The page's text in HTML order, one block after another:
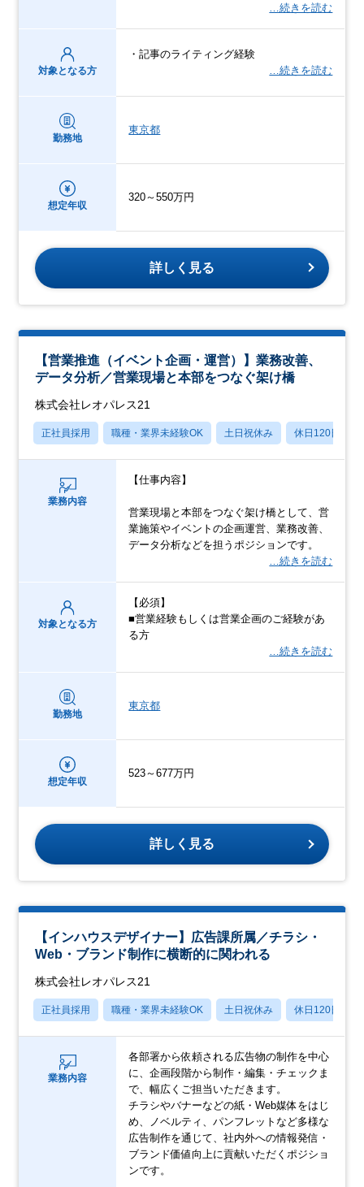
…続きを読む
対象となる方
・記事のライティング経験
…続きを読む
勤務地
東京都
想定年収
320～550万円
詳しく見る
【営業推進（イベント企画・運営）】業務改善、
データ分析／営業現場と本部をつなぐ架け橋
株式会社レオパレス21
正社員採用 職種・業界未経験OK 土日祝休み 休日120日以上
業務内容
【仕事内容】
営業現場と本部をつなぐ架け橋として、営
業施策やイベントの企画運営、業務改善、
データ分析などを担うポジションです。
…続きを読む
対象となる方
【必須】
■営業経験もしくは営業企画のご経験があ
る方
…続きを読む
勤務地
東京都
想定年収
523～677万円
詳しく見る
【インハウスデザイナー】広告課所属／チラシ・
Web・ブランド制作に横断的に関われる
株式会社レオパレス21
正社員採用 職種・業界未経験OK 土日祝休み 休日120日以上
業務内容
各部署から依頼される広告物の制作を中心
に、企画段階から制作・編集・チェックま
で、幅広くご担当いただきます。
チラシやバナーなどの紙・Web媒体をはじ
め、ノベルティ、パンフレットなど多様な
広告制作を通じて、社内外への情報発信・
ブランド価値向上に貢献いただくポジショ
ンです。